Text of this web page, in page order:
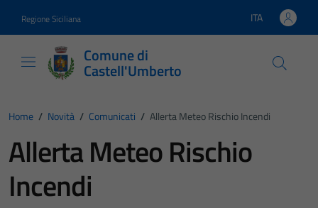
Regione Siciliana Lingua attiva:
ITA
Comune di
Castell'Umberto
Home / Novità / Comunicati / Allerta Meteo Rischio Incendi
Allerta Meteo Rischio
Incendi